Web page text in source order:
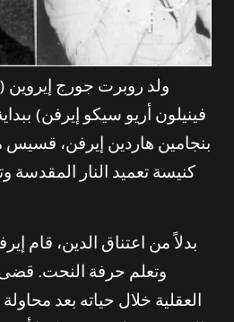
ولد روبرت جورج
فينيلون أريو سيكو إيرفن)
بنجامين هاردين إيرفن،
كنيسة تعميد النار
بدلاً من اعتناق الدين، قام
وتعلم حرفة النحت.
العقلية خلال حياته بعد